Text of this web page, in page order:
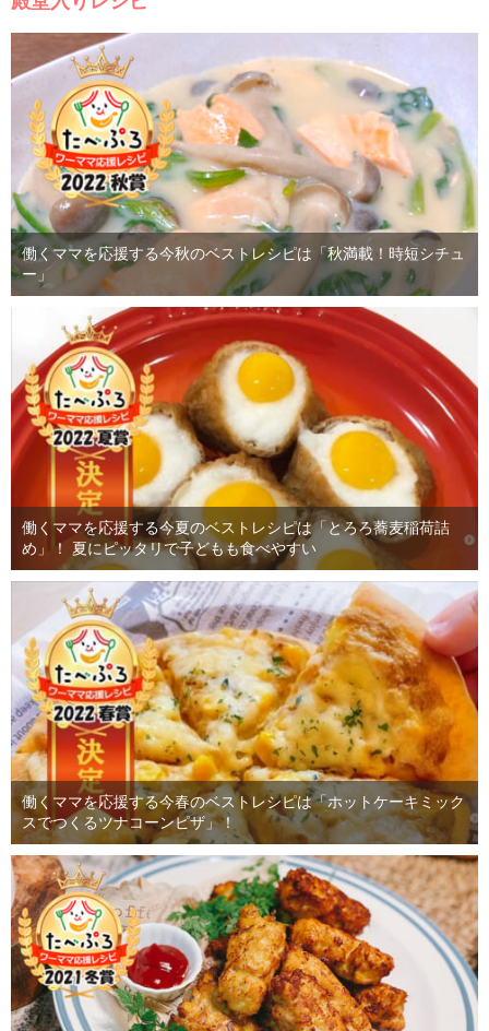
働くママを応援する今秋のベストレシピは「秋満載！時短シチュ
ー」
働くママを応援する今夏のベストレシピは「とろろ蕎麦稲荷詰
め」！ 夏にピッタリで子どもも食べやすい
働くママを応援する今春のベストレシピは「ホットケーキミック
スでつくるツナコーンピザ」！